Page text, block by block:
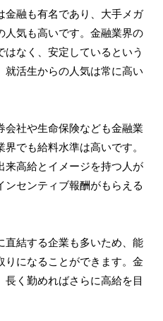
金融も有名であり、大手メガ
人気も高いです。金融業界の
なく、安定しているという
就活生からの人気は常に高い
会社や生命保険なども金融業
でも給料水準は高いです。
来高給とイメージを持つ人が
センティブ報酬がもらえる
直結する企業も多いため、能
りになることができます。金
く勤めればさらに高給を目